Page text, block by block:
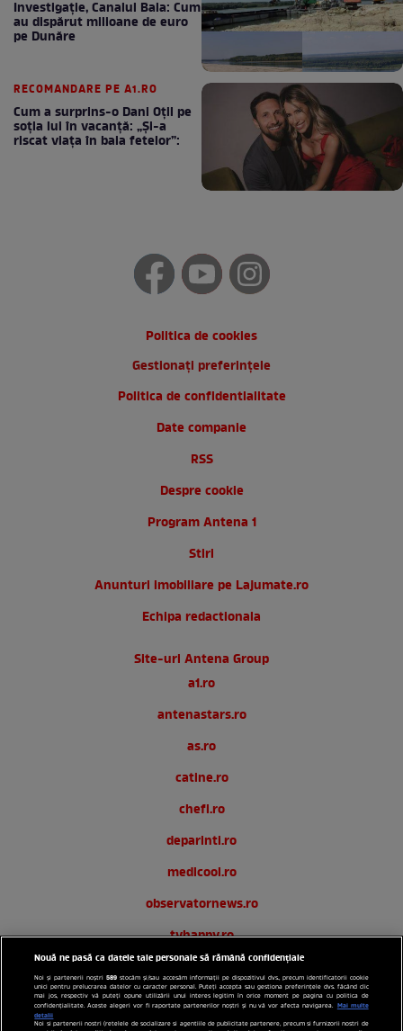
Investigație, Canalul Bala: Cum
au dispărut milioane de euro
pe Dunăre
RECOMANDARE PE A1.RO
Cum a surprins-o Dani Oțil pe
soția lui în vacanță: „Și-a
riscat viața în baia fetelor”:
Politica de cookies
Gestionați preferințele
Politica de confidentialitate
Date companie
RSS
Despre cookie
Program Antena 1
Stiri
Anunturi imobiliare pe Lajumate.ro
Echipa redactionala
Site-uri Antena Group
a1.ro
antenastars.ro
as.ro
catine.ro
chefi.ro
deparinti.ro
medicool.ro
observatornews.ro
tvhappy.ro
useit.ro
zutv.ro
Nouă ne pasă ca datele tale personale să rămână confidențiale
Noi și partenerii noștri589 stocăm și/sau accesăm informații pe dispozitivul dvs., precum identificatorii cookie
unici pentru prelucrarea datelor cu caracter personal. Puteți accepta sau gestiona preferințele dvs. făcând clic
mai jos, respectiv vă puteți opune utilizării unui interes legitim în orice moment pe pagina cu politica de
confidențialitate. Aceste alegeri vor fi raportate partenerilor noștri și nu vă vor afecta navigarea. Mai multe
detalii
Noi si partenerii nostri (retelele de socializare si agentiile de publicitate partenere, precum si furnizorii nostri de